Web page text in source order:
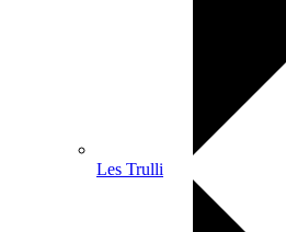
Les Trulli